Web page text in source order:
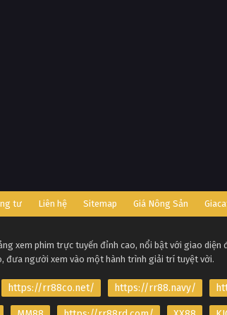
tư Liên hệ Sitemap Giá Nông Sản
xem phim trực tuyến đỉnh cao, nổi bật với giao diện
đưa người xem vào một hành trình giải trí tuyệt vời.
https://rr88co.net/ https://rr88.navy/